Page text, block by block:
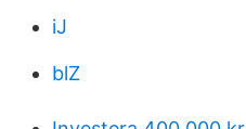
iJ
blZ